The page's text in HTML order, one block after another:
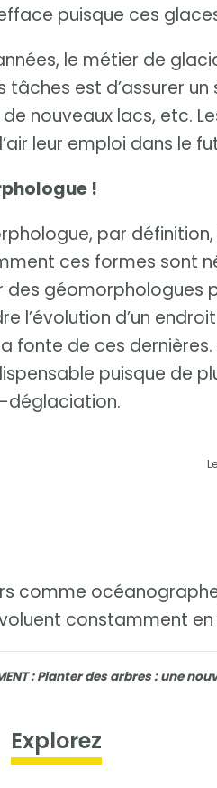
puisque ces
le métier de
tâches est d’assurer
nouveaux lacs, etc.
leur emploi dans le
!
par
ces formes sont
des géomorphologues
l’évolution d’un
fonte de ces
puisque de
déglaciation.
comme
constamment
: Planter des arbres : une
Explorez